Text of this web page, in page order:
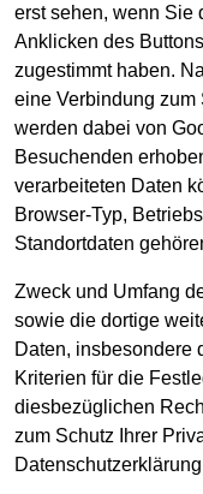
erst sehen, wenn Sie
Anklicken des
zugestimmt haben.
eine Verbindung zum
werden dabei von
Besuchenden
verarbeiteten Daten
Browser-Typ,
Standortdaten
Zweck und Umfang
sowie die dortige
Daten, insbesondere
Kriterien für die
diesbezüglichen
zum Schutz Ihrer